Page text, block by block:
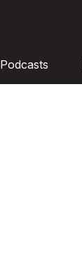
Podcasts